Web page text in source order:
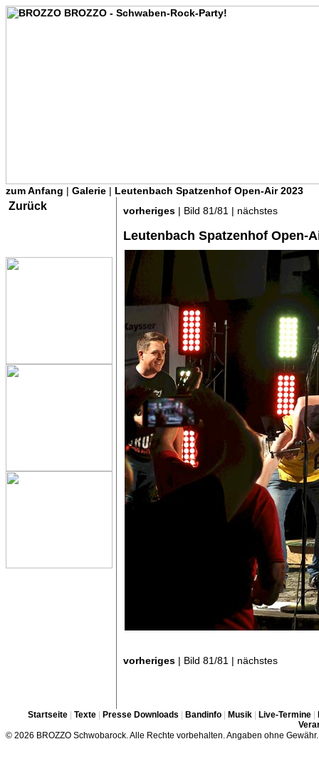
zum Anfang | Galerie | Leutenbach Spatzenhof Open-Air 2023
Zurück vorheriges | Bild 81/81 | nächstes
Leutenbach Spatzenhof Open-
vorheriges | Bild 81/81 | nächstes
Startseite| Texte| Presse Downloads Bandinfo| Musik| Live-Termine|
© 2026 BROZZO Schwobarock. Alle Rechte vorbehalten. Angaben ohne Gewähr.